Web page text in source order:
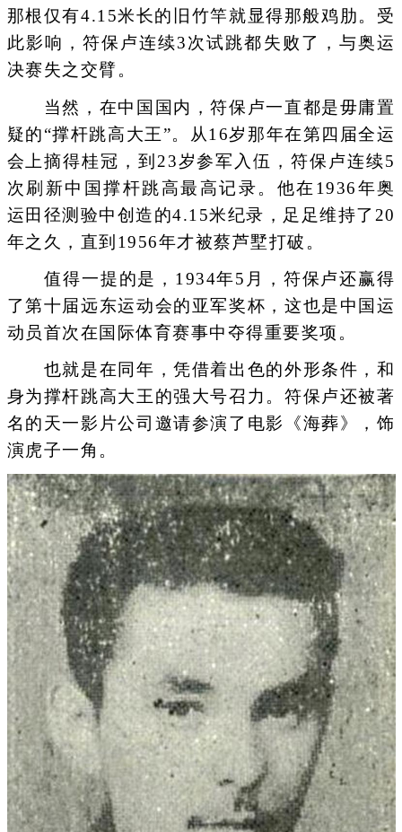
那根仅有4.15米长的旧竹竿就显得那般鸡肋。受
此影响，符保卢连续3次试跳都失败了，与奥运
决赛失之交臂。
当然，在中国国内，符保卢一直都是毋庸置
疑的“撑杆跳高大王”。从16岁那年在第四届全运
会上摘得桂冠，到23岁参军入伍，符保卢连续5
次刷新中国撑杆跳高最高记录。他在1936年奥
运田径测验中创造的4.15米纪录，足足维持了20
年之久，直到1956年才被蔡芦墅打破。
值得一提的是，1934年5月，符保卢还赢得
了第十届远东运动会的亚军奖杯，这也是中国运
动员首次在国际体育赛事中夺得重要奖项。
也就是在同年，凭借着出色的外形条件，和
身为撑杆跳高大王的强大号召力。符保卢还被著
名的天一影片公司邀请参演了电影《海葬》，饰
演虎子一角。